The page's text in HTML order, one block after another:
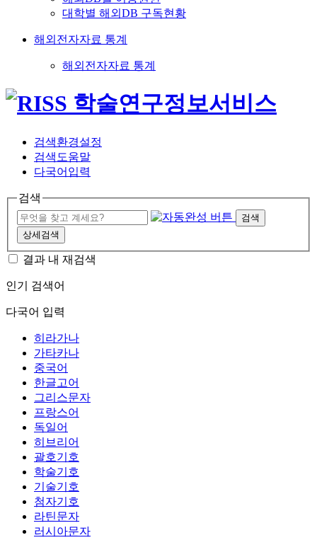
대학별 해외DB 구독현황
해외전자자료 통계
해외전자자료 통계
검색환경설정
검색도움말
다국어입력
검색
검색
상세검색
결과 내 재검색
인기 검색어
다국어 입력
히라가나
가타카나
중국어
한글고어
그리스문자
프랑스어
독일어
히브리어
괄호기호
학술기호
기술기호
첨자기호
라틴문자
러시아문자